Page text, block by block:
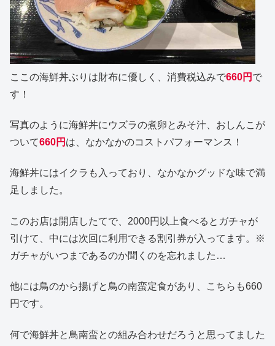
ここの海鮮丼ぶりは財布に優しく、消費税込みで660円 で
す！
写真のように海鮮丼にウズラの煮卵とみそ汁、おしんこが
ついて660円 は、なかなかのコストパフォーマンス！
海鮮丼にはイクラも入っており、なかなかグッドな味で満
足しました。
このお店は開店したてで、2000円以上食べるとガチャが
引けて、中には次回に利用できる割引券が入ってます。※
ガチャがいつまであるのか聞くのを忘れました…
他には鳥のから揚げと鳥の南蛮定食があり、こちらも660
円です。
何で海鮮丼と鳥南蛮との組み合わせだろうと思ってました